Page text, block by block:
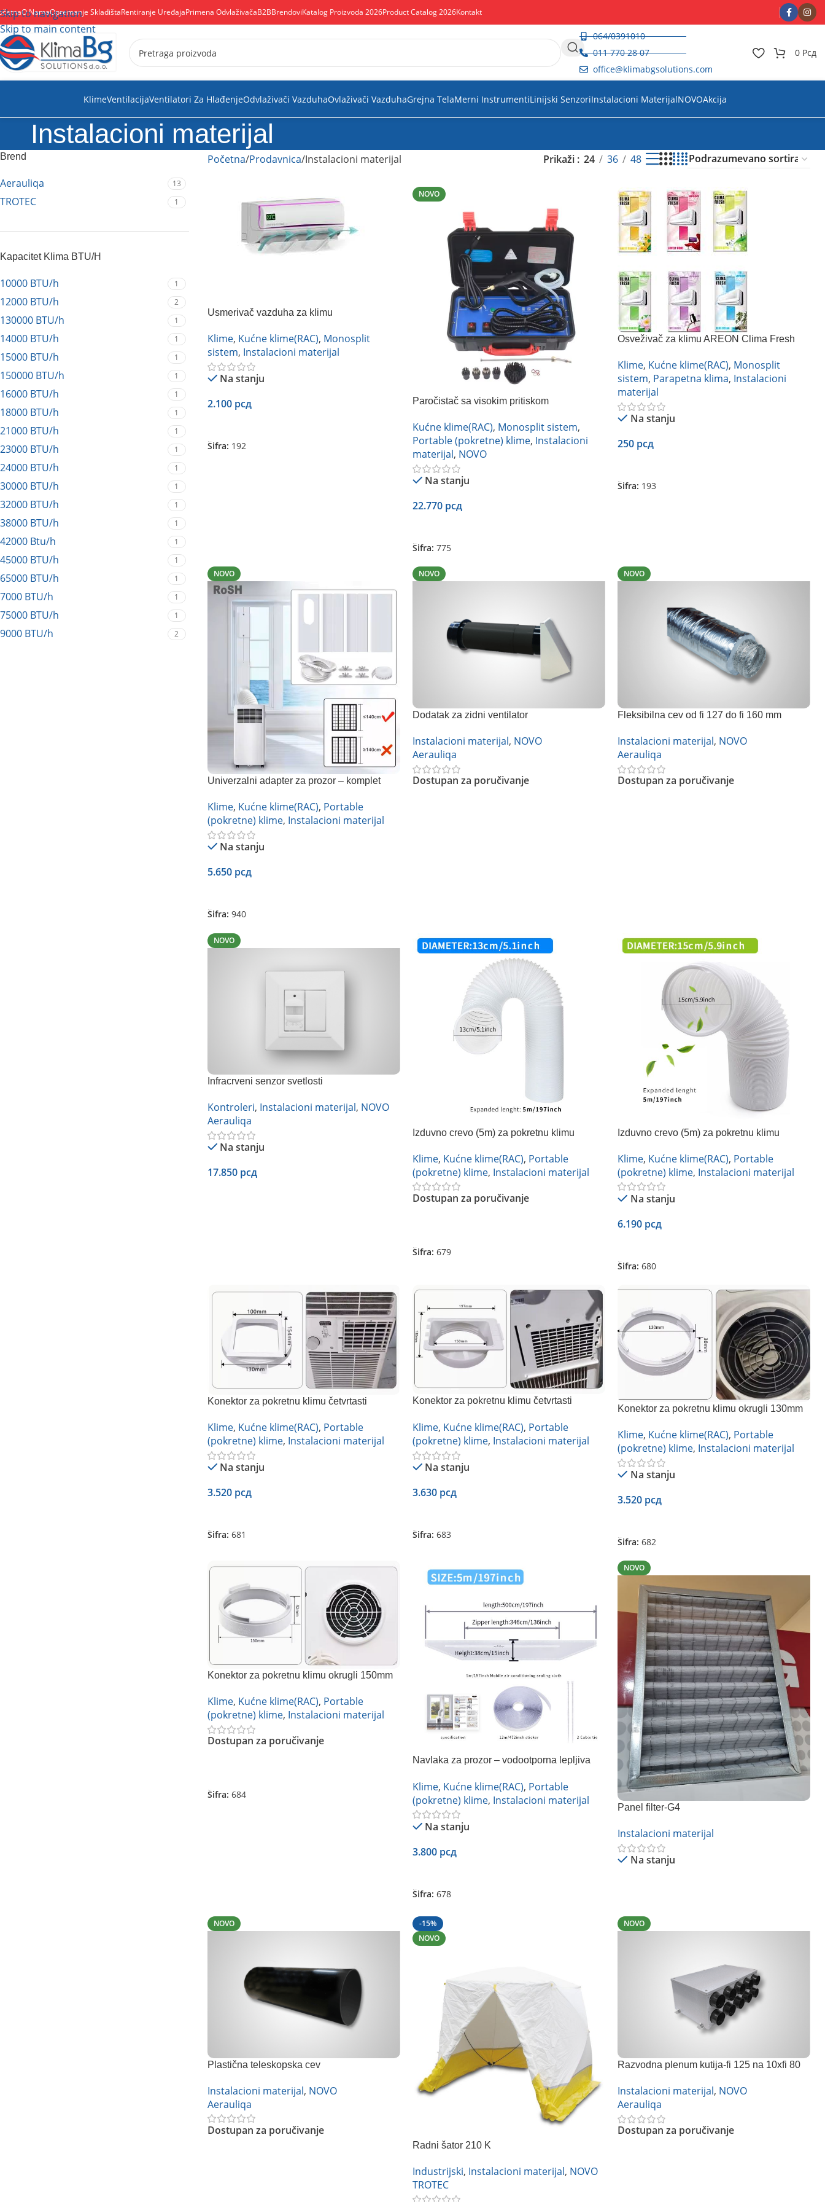
Skip to navigation
Skip to main content
O NamaOpremanje SkladištaRentiranje UređajaPrimena OdvlaživačaB2BBrendoviKatalog Proizvoda 2026Product Catalog 2026Kontakt
064/0391010
011 770 28 07
office@klimabgsolutions.com
0 Рсд
KlimeVentilacijaVentilatori Za HlađenjeOdvlaživači VazduhaOvlaživači VazduhaGrejna TelaMerni InstrumentiLinijski SenzoriInstalacioni MaterijalNOVOAkcija
Instalacioni materijal
Brend
Aerauliqa 13
TROTEC 1
Kapacitet Klima BTU/H
10000 BTU/h 1
12000 BTU/h 2
130000 BTU/h 1
14000 BTU/h 1
15000 BTU/h 1
150000 BTU/h 1
16000 BTU/h 1
18000 BTU/h 1
21000 BTU/h 1
23000 BTU/h 1
24000 BTU/h 1
30000 BTU/h 1
32000 BTU/h 1
38000 BTU/h 1
42000 Btu/h 1
45000 BTU/h 1
65000 BTU/h 1
7000 BTU/h 1
75000 BTU/h 1
9000 BTU/h 2
Početna Prodavnica Instalacioni materijal Prikaži 24 36 48
Usmerivač vazduha za klimu
Klime, Kućne klime(RAC), Monosplit
sistem, Instalacioni materijal
Na stanju
2.100 рсд
Šifra: 192
NOVO
Paročistač sa visokim pritiskom
Kućne klime(RAC), Monosplit sistem,
Portable (pokretne) klime, Instalacioni
materijal, NOVO
Na stanju
22.770 рсд
Šifra: 775
Osveživač za klimu AREON Clima Fresh
Klime, Kućne klime(RAC), Monosplit
sistem, Parapetna klima, Instalacioni
materijal
Na stanju
250 рсд
Šifra: 193
NOVO
Univerzalni adapter za prozor – komplet
Klime, Kućne klime(RAC), Portable
(pokretne) klime, Instalacioni materijal
Na stanju
5.650 рсд
Šifra: 940
NOVO
Dodatak za zidni ventilator
Instalacioni materijal, NOVO
Aerauliqa
Dostupan za poručivanje
NOVO
Fleksibilna cev od fi 127 do fi 160 mm
Instalacioni materijal, NOVO
Aerauliqa
Dostupan za poručivanje
NOVO
Infracrveni senzor svetlosti
Kontroleri, Instalacioni materijal, NOVO
Aerauliqa
Na stanju
17.850 рсд
Izduvno crevo (5m) za pokretnu klimu
Klime, Kućne klime(RAC), Portable
(pokretne) klime, Instalacioni materijal
Dostupan za poručivanje
Šifra: 679
Izduvno crevo (5m) za pokretnu klimu
Klime, Kućne klime(RAC), Portable
(pokretne) klime, Instalacioni materijal
Na stanju
6.190 рсд
Šifra: 680
Konektor za pokretnu klimu četvrtasti
Klime, Kućne klime(RAC), Portable
(pokretne) klime, Instalacioni materijal
Na stanju
3.520 рсд
Šifra: 681
Konektor za pokretnu klimu četvrtasti
Klime, Kućne klime(RAC), Portable
(pokretne) klime, Instalacioni materijal
Na stanju
3.630 рсд
Šifra: 683
Konektor za pokretnu klimu okrugli 130mm
Klime, Kućne klime(RAC), Portable
(pokretne) klime, Instalacioni materijal
Na stanju
3.520 рсд
Šifra: 682
Konektor za pokretnu klimu okrugli 150mm
Klime, Kućne klime(RAC), Portable
(pokretne) klime, Instalacioni materijal
Dostupan za poručivanje
Šifra: 684
Navlaka za prozor – vodootporna lepljiva
Klime, Kućne klime(RAC), Portable
(pokretne) klime, Instalacioni materijal
Na stanju
3.800 рсд
Šifra: 678
NOVO
Panel filter-G4
Instalacioni materijal
Na stanju
NOVO
Plastična teleskopska cev
Instalacioni materijal, NOVO
Aerauliqa
Dostupan za poručivanje
-15%
NOVO
Radni šator 210 K
Industrijski, Instalacioni materijal, NOVO
TROTEC
NOVO
Razvodna plenum kutija-fi 125 na 10xfi 80
Instalacioni materijal, NOVO
Aerauliqa
Dostupan za poručivanje